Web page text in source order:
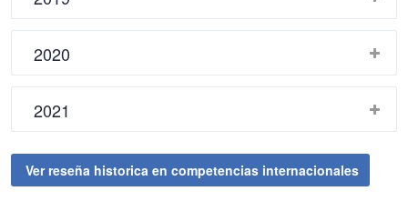
2020
2021
Ver reseña historica en competencias internacionales